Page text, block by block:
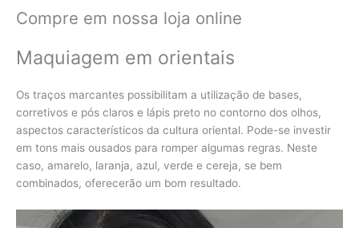
Compre em nossa loja online
Maquiagem em orientais
Os traços marcantes possibilitam a utilização de bases,
corretivos e pós claros e lápis preto no contorno dos olhos,
aspectos característicos da cultura oriental. Pode-se investir
em tons mais ousados para romper algumas regras. Neste
caso, amarelo, laranja, azul, verde e cereja, se bem
combinados, oferecerão um bom resultado.